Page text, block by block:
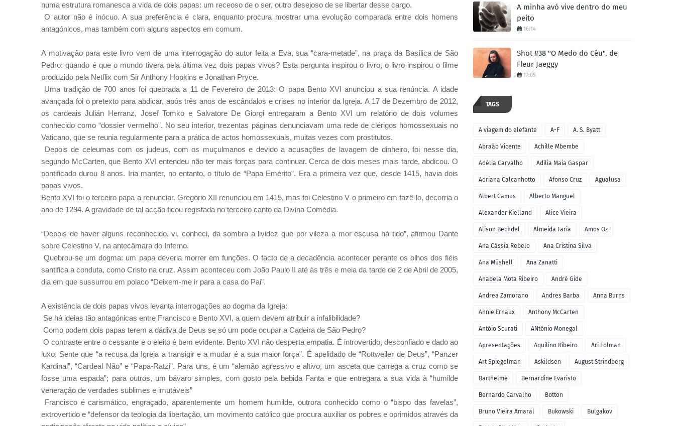
numa estrutura romanesca a vida de dois papas: um receoso de o ser, outro desejoso de se libertar desse cargo.
O autor não é inócuo. A sua preferência é clara, enquanto procura mostrar uma evolução comparada entre dois homens
antagónicos, mas também com alguns aspectos em comum.
A motivação para este livro vem de uma interrogação do autor feita a Eva, sua “cara-metade”, na praça da Basílica de São
Pedro: quando é que o mundo tivera pela última vez dois papas vivos? Esta pergunta inspirou o livro, o livro inspirou o filme
produzido pela Netflix com Sir Anthony Hopkins e Jonathan Pryce.
Uma tradição de 700 anos foi quebrada a 11 de Fevereiro de 2013: O papa Bento XVI anunciou a sua renúncia. A idade
avançada foi o pretexto para abdicar, após três anos de escândalos e crises no interior da Igreja. A 17 de Dezembro de 2012,
os cardeais Julián Herranz, Josef Tomko e Salvatore De Giorgi entregaram a Bento XVI um relatório de dois volumes
conhecido como “dossier vermelho”. No seu interior, trezentas páginas denunciavam uma rede de clérigos homossexuais no
Vaticano, que se reunia regularmente para a prática de actos homossexuais, muitas vezes com prostitutos.
Depois de celeumas com os judeus, com os muçulmanos e devido a acusações de lavagem de dinheiro, foi nesse dia,
segundo McCarten, que Bento XVI entendeu não ter mais forças para continuar. Cerca de dois meses mais tarde, abdicou. O
pontificado durou 8 anos. Iria manter, no entanto, o título de “Papa Emérito”. Era a primeira vez que, desde 1415, havia dois
papas vivos.
Bento XVI foi o terceiro papa a renunciar. Gregório XII renunciou em 1415, mas foi Celestino V o primeiro em fazê-lo, decorria o
ano de 1294. A gravidade de tal acção ficou registada no terceiro canto da Divina Comédia.
“Depois de haver alguns reconhecido, vi, conheci, da sombra a lividez que por vileza a mor escusa há tido”, afirmou Dante
sobre Celestino V, na antecâmara do Inferno.
Quebrou-se um dogma: um papa deveria morrer em funções. O facto de a decadência acontecer perante os olhos dos fiéis
santifica a conduta, como Cristo na cruz. Assim aconteceu com João Paulo II até às três e meia da tarde de 2 de Abril de 2005,
dia em que sussurrou em polaco “Deixem-me ir para a casa do Pai”.
A existência de dois papas vivos levanta interrogações ao dogma da Igreja:
Se há ideias tão antagónicas entre Francisco e Bento XVI, a quem devem atribuir a infalibilidade?
Como podem dois papas terem a dádiva de Deus se só um pode ocupar a Cadeira de São Pedro?
O contraste entre o cessante e o eleito é bem evidente. Bento XVI não desperta empatia. É introvertido, desconfiado e dado ao
luxo. Sente que “a recusa da Igreja a transigir e a mudar é a sua maior força”. É apelidado de “Rottweiler de Deus”, “Panzer
Kardinal”, “Cardeal Não” e “Papa-Ratzi”. Para uns, é um “alemão agressivo e altivo, um asceta que carrega a cruz como se
fosse uma espada”; para outros, um bávaro simples, com gosto pela bebida Fanta e que entregara a sua vida à “humilde
veneração de verdades sublimes e imutáveis”
Francisco é carismático, engraçado, aparentemente um homem humilde, outrora conhecido como o “bispo das favelas”,
extrovertido e “defensor da teologia da libertação, um movimento católico que procura auxiliar os pobres e oprimidos através da
A minha avó vive dentro do meu
peito
16:14
Shot #38 "O Medo do Céu", de
Fleur Jaeggy
17:05
TAGS
A viagem do elefante A-F A. S. Byatt
Abraão Vicente Achille Mbembe
Adélia Carvalho Adília Maia Gaspar
Adriana Calcanhotto Afonso Cruz Agualusa
Albert Camus Alberto Manguel
Alexander Kielland Alice Vieira
Alison Bechdel Almeida Faria Amos Oz
Ana Cássia Rebelo Ana Cristina Silva
Ana Müshell Ana Zanatti
Anabela Mota Ribeiro André Gide
Andrea Zamorano Andres Barba Anna Burns
Annie Ernaux Anthony McCarten
Antóio Scurati ANtónio Monegal
Apresentações Aquilino Ribeiro Ari Folman
Art Spiegelman Askildsen August Strindberg
Barthelme Bernardine Evaristo
Bernardo Carvalho Botton
Bruno Vieira Amaral Bukowski Bulgakov